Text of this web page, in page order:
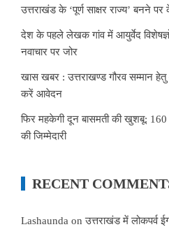
उत्तराखंड के ‘पूर्ण साक्षर राज्य’ बनने पर
देश के पहले लेखक गांव में आयुर्वेद
नवाचार पर जोर
खास खबर : उत्तराखण्ड गौरव सम्मान
करें आवेदन
फिर महकेगी दून बासमती की खुशबू: 160
की जिम्मेदारी
RECENT
Lashaunda onउत्तराखंड में लोकपर्व